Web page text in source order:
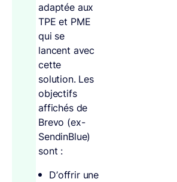
adaptée aux
TPE et PME
qui se
lancent avec
cette
solution. Les
objectifs
affichés de
Brevo (ex-
SendinBlue)
sont :
D’offrir une